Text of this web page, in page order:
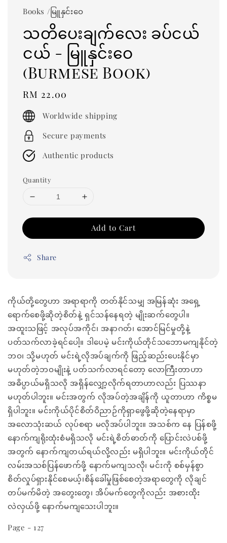
Books /မြူနှင်းဝေ
သတိပေးချက်လေး ခပ်ငယ်
ငယ် - မြူနှင်းဝေ
(Burmese Book)
Regular
price
RM 22.00
Worldwide shipping
Secure payments
Authentic products
Quantity
Add to Cart
Share
ကိုယ်တို့တွေဟာ အရာရာကို တတ်နိုင်သမျှ အမြန်ဆုံး အရှေ့
ရောက်စေဖို့ဆိုတဲ့စိတ်နဲ့ ရှင်သန်နေရတဲ့ မျိုးဆက်တွေပါ။
အထူးသဖြင့် အလုပ်အကိုင်၊ အနာဂတ်၊ အောင်မြင်မှုတို့နဲ့
ပတ်သက်လာခဲ့ရင်ပေါ့။ ဒါပေမဲ့ မင်းကိုယ်တိုင်သဘောမကျနိုင်တဲ့
ဘဝ၊ သို့မဟုတ် မင်းရဲ့လိုအပ်ချက်ကို ဖြည့်ဆည်းပေးနိုင်မှာ
မဟုတ်တဲ့ဘဝမျိုးနဲ့ ပတ်သက်လာရင်တော့ လောကြီးတာဟာ
အဓိပ္ပာယ်မရှိသလို အရှိန်လျှော့လိုက်ရတာဟာလည်း ပြဿနာ
မဟုတ်ပါဘူး။ မင်းအတွက် လိုအပ်တဲ့အချိန်ကို ယူတာဟာ ကိစ္စမ
ရှိပါဘူး။ မင်းကိုယ်ပိုင်စိတ်ဝိညာဉ်ကိုရှာဖွေဖို့ဆိုတဲ့နေရာမှာ
အလောသုံးဆယ် လုပ်စရာ မလိုအပ်ပါဘူး။ အသစ်က နေ ပြန်စဖို့
နောက်ကျရိုးထုံးစံမရှိသလို မင်းရဲ့စိတ်ဓာတ်ကို ပြောင်းလဲပစ်ဖို့
အတွက် နောက်ကျတယ်ရယ်လို့လည်း မရှိပါဘူး။ မင်းကိုယ်တိုင်
လမ်းအသစ်ပြန်ဖောက်ဖို့ နောက်မကျသလို၊ မင်းကို စစ်မှန်စွာ
စိတ်လှုပ်ရှားနိုင်စေမယ့်၊စိန်ခေါ်မှုဖြစ်စေတဲ့အရာတွေကို လိုချင်
တပ်မက်မိတဲ့ အတွေးတွေ၊ အိပ်မက်တွေကိုလည်း အစားထိုး
လဲလှယ်ဖို့ နောက်မကျသေးပါဘူး။
Page - 127